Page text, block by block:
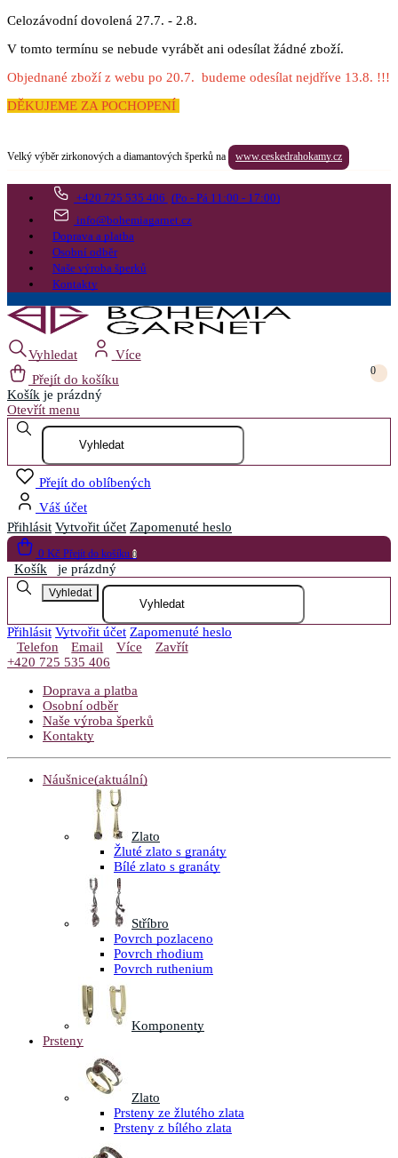
Celozávodní dovolená 27.7. - 2.8.
V tomto termínu se nebude vyrábět ani odesílat žádné zboží.
Objednané zboží z webu po 20.7. budeme odesílat nejdříve 13.8. !!!
DĚKUJEME ZA POCHOPENÍ
Velký výběr zirkonových a diamantových šperků na www.ceskedrahokamy.cz
+420 725 535 406 (Po - Pá 11:00 - 17:00)
info@bohemiagarnet.cz
Doprava a platba
Osobní odběr
Naše výroba šperků
Kontakty
Vyhledat
Více
Přejít do košíku
0
Košík je prázdný
Otevřít menu
Přejít do oblíbených
Váš účet
Přihlásit Vytvořit účet Zapomenuté heslo
0 Kč Přejít do košíku 0
Košík je prázdný
Vyhledat
Přihlásit Vytvořit účet Zapomenuté heslo
Telefon
Email Více
Zavřít
+420 725 535 406
Doprava a platba
Osobní odběr
Naše výroba šperků
Kontakty
Náušnice(aktuální)
Zlato
Žluté zlato s granáty
Bílé zlato s granáty
Stříbro
Povrch pozlaceno
Povrch rhodium
Povrch ruthenium
Komponenty
Prsteny
Zlato
Prsteny ze žlutého zlata
Prsteny z bílého zlata